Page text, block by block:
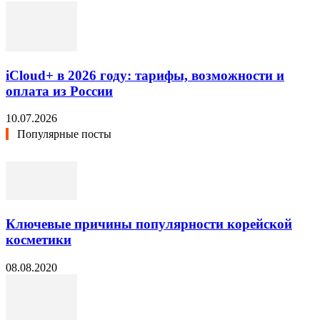
iCloud+ в 2026 году: тарифы, возможности и
оплата из России
10.07.2026
Популярные посты
Ключевые причины популярности корейской
косметики
08.08.2020